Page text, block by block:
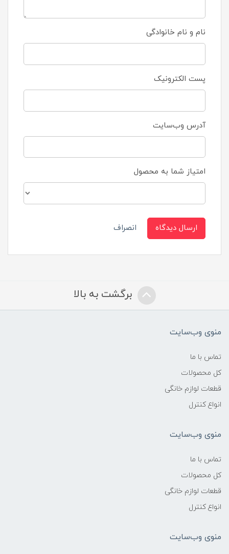
نام و نام خانوادگی
پست الکترونیک
آدرس وب‌سایت
امتیاز شما به محصول
ارسال دیدگاه انصراف
برگشت به بالا
منوی وب‌سایت
تماس با ما
کل محصولات
قطعات لوازم خانگی
انواع کنترل
منوی وب‌سایت
تماس با ما
کل محصولات
قطعات لوازم خانگی
انواع کنترل
منوی وب‌سایت